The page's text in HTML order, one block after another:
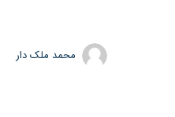
محمد ملک دار